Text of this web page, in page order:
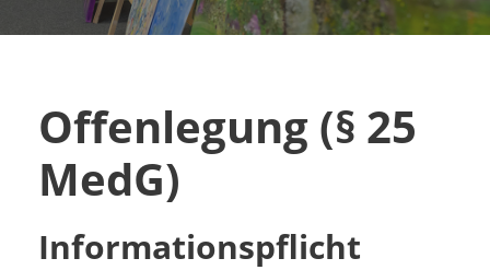
Offenlegung (§ 25
MedG)
Informationspflicht